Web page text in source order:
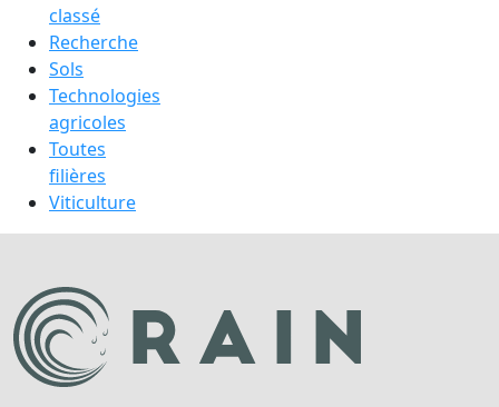
classé
Recherche
Sols
Technologies
agricoles
Toutes
filières
Viticulture